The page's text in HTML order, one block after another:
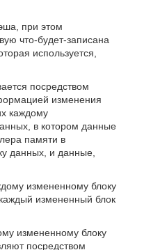
при этом
что-будет-записана
используется,
посредством
изменения
каждому
в котором данные
памяти в
данных, и данные,
измененному блоку
измененный блок
измененному блоку
посредством